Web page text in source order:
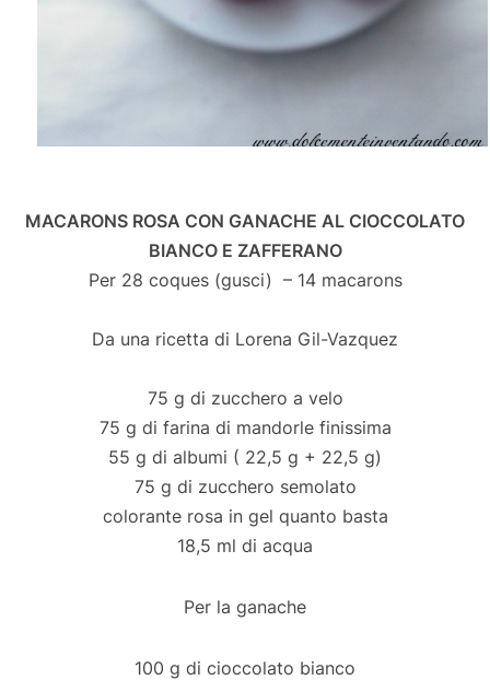
MACARONS ROSA CON GANACHE AL CIOCCOLATO
BIANCO E ZAFFERANO
Per 28 coques (gusci) – 14 macarons
Da una ricetta di Lorena Gil-Vazquez
75 g di zucchero a velo
75 g di farina di mandorle finissima
55 g di albumi ( 22,5 g + 22,5 g)
75 g di zucchero semolato
colorante rosa in gel quanto basta
18,5 ml di acqua
Per la ganache
100 g di cioccolato bianco